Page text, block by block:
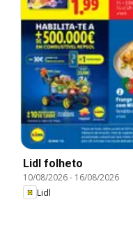
Lidl folheto
10/08/2026- 16/08/2026
Lidl